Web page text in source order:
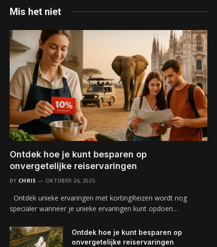
Mis het niet
Ontdek hoe je kunt besparen op
onvergetelijke reiservaringen
BY CHRIS OKTOBER 26, 2025
Ontdek unieke ervaringen met kortingReizen wordt nog
specialer wanneer je unieke ervaringen kunt opdoen…
Ontdek hoe je kunt besparen op
onvergetelijke reiservaringen